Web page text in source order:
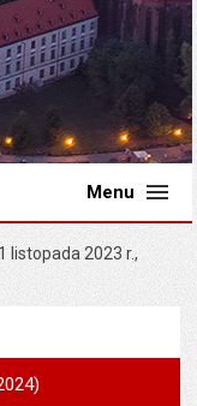
Menu
listopada 2023 r.,